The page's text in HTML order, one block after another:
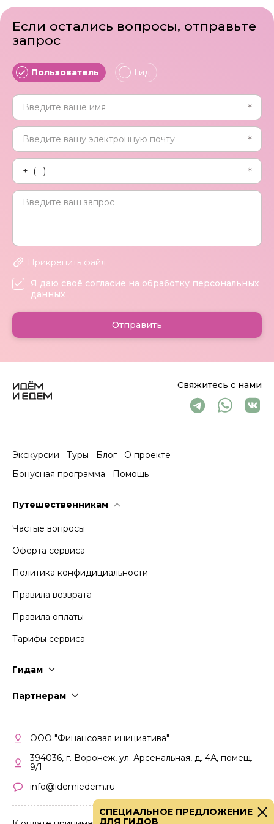
Свяжитесь с нами
Экскурсии Туры Блог
О проекте
Бонусная программа
Помощь
Путешественникам
Частые вопросы
Оферта сервиса
Политика конфидициальности
Правила возврата
Правила оплаты
Тарифы сервиса
Гидам
Партнерам
Кабинет партнера
Правила участия
ООО "Финансовая инициатива"
394036, г. Воронеж, ул. Арсенальная, д. 4А, помещ.
9/1
info@idemiedem.ru
Если остались вопросы, отправьте
запрос
Пользователь Гид
Прикрепить файл
Я даю своё согласие на обработку персональных
данных
Отправить
СПЕЦИАЛЬНОЕ ПРЕДЛОЖЕНИЕ